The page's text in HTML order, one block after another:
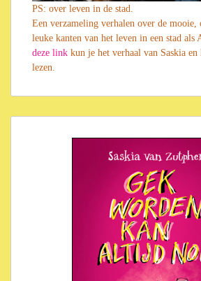
PS: over leven in de stad.
Een verzameling verhalen over de mooie,
leuke kanten van het leven in een stad als
deze link kun je het verhaal van Saskia
lezen.